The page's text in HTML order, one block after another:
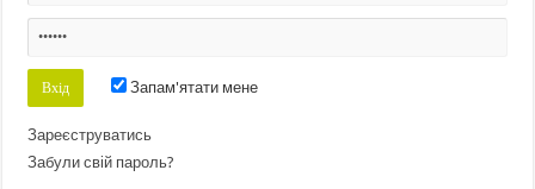
Запам'ятати мене
Зареєструватись
Забули свій пароль?